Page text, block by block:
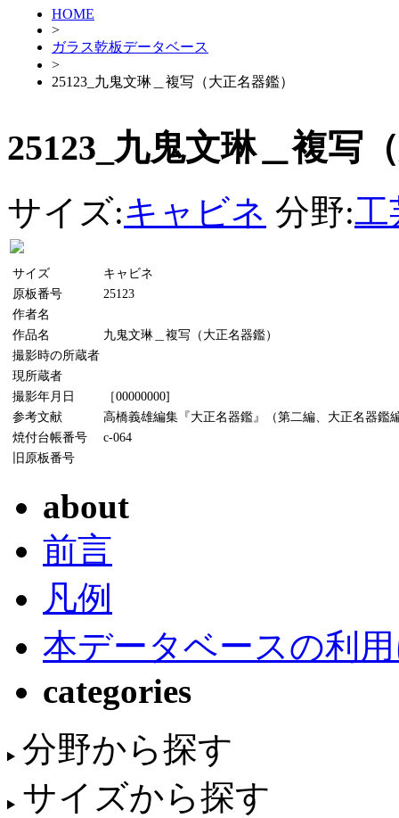
HOME
>
ガラス乾板データベース
>
25123_九鬼文琳＿複写（大正名器鑑）
25123_九鬼文琳＿複写
サイズ:キャビネ 分野:工
サイズ
キャビネ
原板番号
25123
作者名
作品名
九鬼文琳＿複写（大正名器鑑）
撮影時の所蔵者
現所蔵者
撮影年月日
［00000000]
参考文献
高橋義雄編集『大正名器鑑』（第二編、大正名器鑑
焼付台帳番号
c-064
旧原板番号
about
前言
凡例
本データベースの利
categories
分野から探す
サイズから探す